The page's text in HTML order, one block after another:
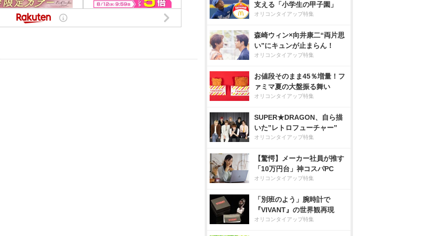
支える「小学生の甲子園」
オリコンタイアップ特集
森崎ウィン×向井康二“両片思
い”にキュンが止まらん！
オリコンタイアップ特集
お値段そのまま45％増量！フ
ァミマ夏の大盤振る舞い
オリコンタイアップ特集
SUPER★DRAGON、自ら描
いた”レトロフューチャー”
オリコンタイアップ特集
【驚愕】メーカー社員が推す
「10万円台」神コスパPC
オリコンタイアップ特集
「別班のよう」腕時計で
『VIVANT』の世界観再現
オリコンタイアップ特集